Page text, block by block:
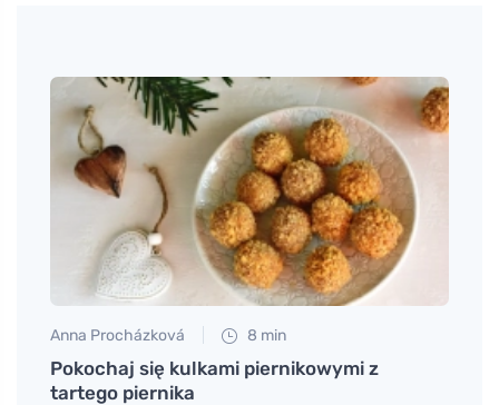
Anna Procházková 8 min
Pokochaj się kulkami piernikowymi z
tartego piernika